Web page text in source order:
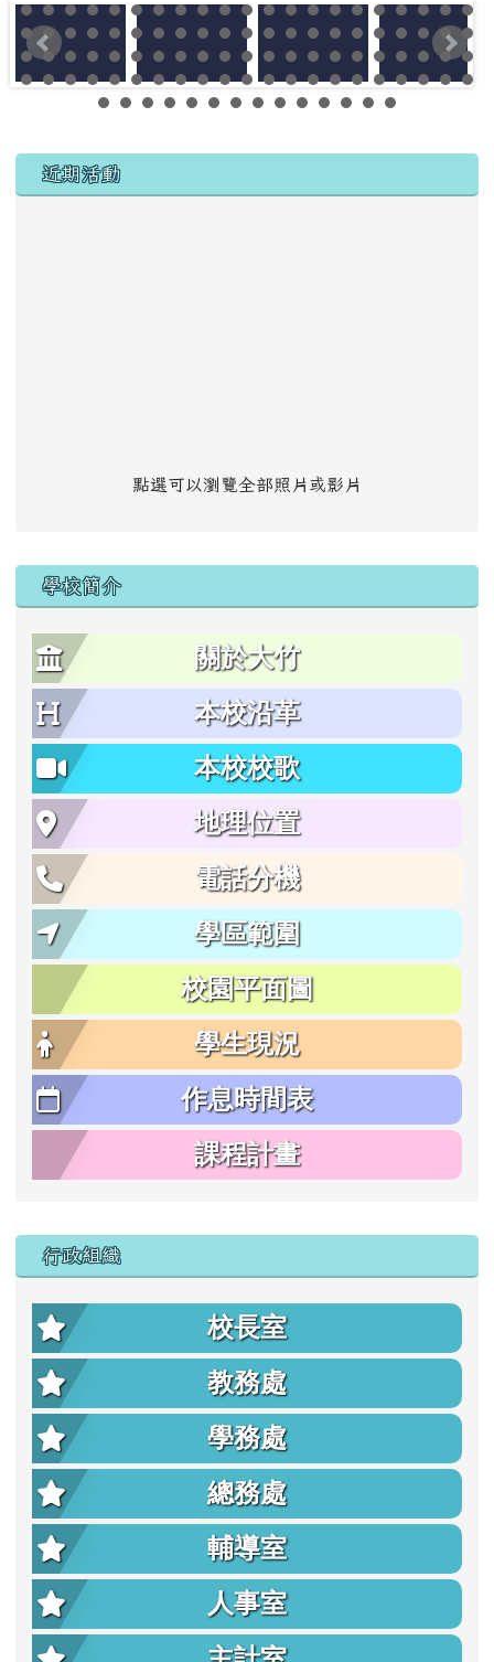
左邊區域內容
近期活動
點選可以瀏覽全部照片或影片
學校簡介
關於大竹
本校沿革
本校校歌
地理位置
電話分機
學區範圍
校園平面圖
學生現況
作息時間表
課程計畫
行政組織
校長室
教務處
學務處
總務處
輔導室
人事室